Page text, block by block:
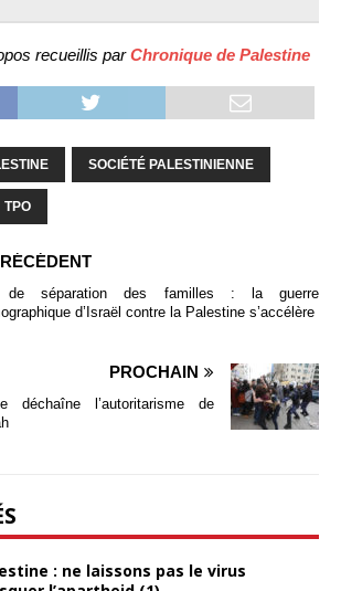
recueillis parChronique de Palestine
SOCIÉTÉ PALESTINIENNE
TPO
de séparation des familles : la guerre
d’Israël contre la Palestine s’accélère
PROCHAIN
déchaîne l’autoritarisme de
: ne laissons pas le virus